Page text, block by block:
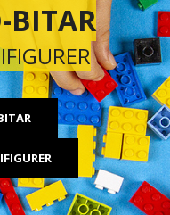
BITAR